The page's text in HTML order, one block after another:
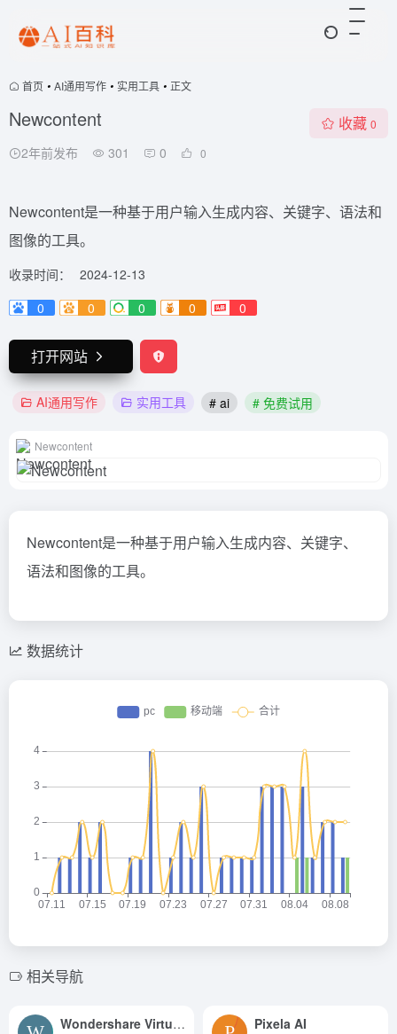
首页 • AI通用写作 • 实用工具 • 正文
Newcontent
2年前发布 301 0 0
收藏 0
Newcontent是一种基于用户输入生成内容、关键字、语法和
图像的工具。
收录时间：
2024-12-13
0
0 0 0 0
打开网站
AI通用写作 实用工具 # ai # 免费试用
Newcontent
Newcontent是一种基于用户输入生成内容、关键字、
语法和图像的工具。
数据统计
相关导航
Wondershare VirtuLook Pixela AI